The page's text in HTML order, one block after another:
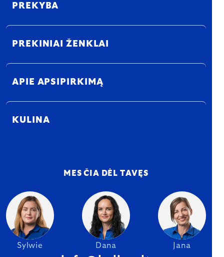
PREKYBA
PREKINIAI ŽENKLAI
APIE APSIPIRKIMĄ
KULINA
MES ČIA DĖL TAVĘS
Sylwie Dana Jana